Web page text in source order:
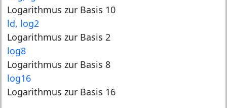
Logarithmus zur Basis 10
ld, log2
Logarithmus zur Basis 2
log8
Logarithmus zur Basis 8
log16
Logarithmus zur Basis 16